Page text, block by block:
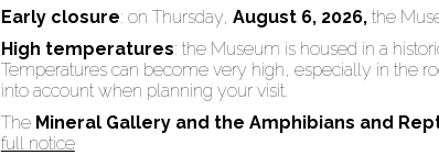
Early closure: on Thursday, August 6, 2026,the
High temperatures: the Museum is housed in a
Temperatures can become very high, especially in the
into account when planning your visit.
The Mineral Gallery and the Amphibians and
full notice